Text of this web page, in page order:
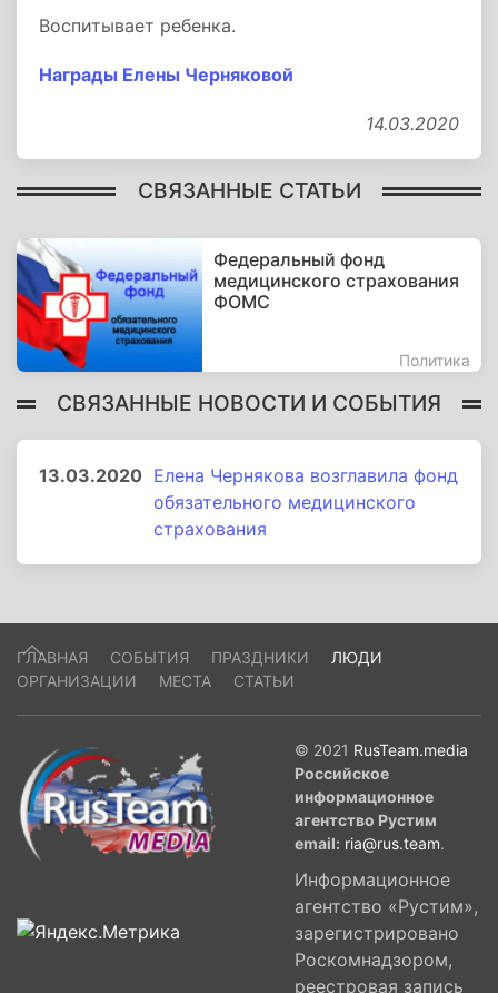
Воспитывает ребенка.
Награды Елены Черняковой
14.03.2020
СВЯЗАННЫЕ СТАТЬИ
Федеральный фонд
медицинского страхования
ФОМС
Политика
СВЯЗАННЫЕ НОВОСТИ И СОБЫТИЯ
13.03.2020 Елена Чернякова возглавила фонд
обязательного медицинского
страхования
ГЛАВНАЯ СОБЫТИЯ ПРАЗДНИКИ
ЛЮДИ
ОРГАНИЗАЦИИ
МЕСТА СТАТЬИ
© 2021 RusTeam.media
Российское
информационное
агентство Рустим
email: ria@rus.team.
Информационное
агентство «Рустим»,
зарегистрировано
Роскомнадзором,
реестровая запись